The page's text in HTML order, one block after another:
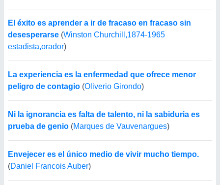
El éxito es aprender a ir de fracaso en fracaso sin
desesperarse (Winston Churchill,1874-1965
estadista,orador)
La experiencia es la enfermedad que ofrece menor
peligro de contagio (Oliverio Girondo)
Ni la ignorancia es falta de talento, ni la sabiduria es
prueba de genio (Marques de Vauvenargues)
Envejecer es el único medio de vivir mucho tiempo.
(Daniel Francois Auber)